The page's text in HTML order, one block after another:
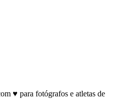
♥ para fotógrafos e atletas de